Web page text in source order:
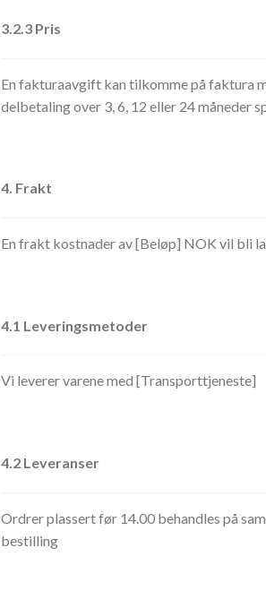
3.2.3 Pris
En fakturaavgift kan tilkomme på faktura
delbetaling over 3, 6, 12 eller 24 måneder
4. Frakt
En frakt kostnader av [Beløp] NOK vil bli
4.1 Leveringsmetoder
Vi leverer varene med [Transporttjeneste]
4.2 Leveranser
Ordrer plassert før 14.00 behandles på
bestilling